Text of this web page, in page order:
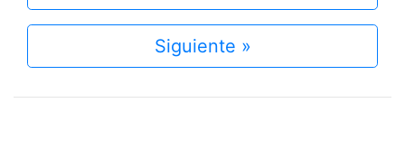
Siguiente »